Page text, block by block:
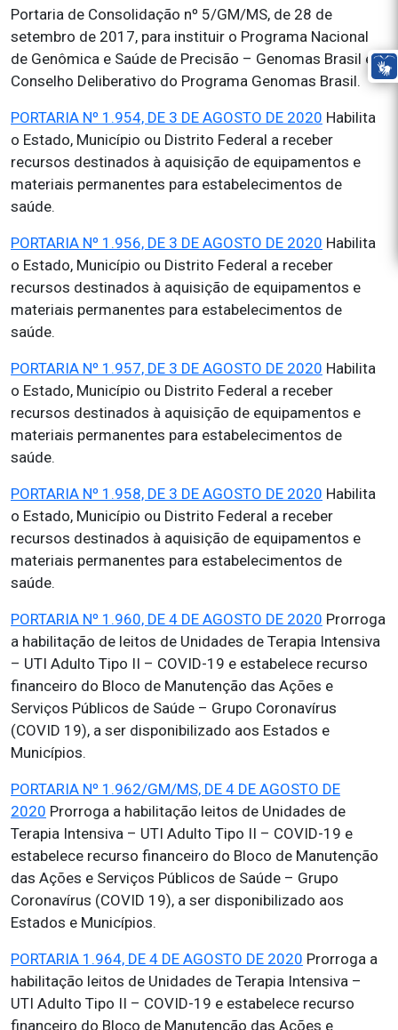
Portaria de Consolidação nº 5/GM/MS, de 28 de
setembro de 2017, para instituir o Programa Nacional
de Genômica e Saúde de Precisão – Genomas Brasil e o
Conselho Deliberativo do Programa Genomas Brasil.
PORTARIA Nº 1.954, DE 3 DE AGOSTO DE 2020 Habilita
o Estado, Município ou Distrito Federal a receber
recursos destinados à aquisição de equipamentos e
materiais permanentes para estabelecimentos de
saúde.
PORTARIA Nº 1.956, DE 3 DE AGOSTO DE 2020 Habilita
o Estado, Município ou Distrito Federal a receber
recursos destinados à aquisição de equipamentos e
materiais permanentes para estabelecimentos de
saúde.
PORTARIA Nº 1.957, DE 3 DE AGOSTO DE 2020 Habilita
o Estado, Município ou Distrito Federal a receber
recursos destinados à aquisição de equipamentos e
materiais permanentes para estabelecimentos de
saúde.
PORTARIA Nº 1.958, DE 3 DE AGOSTO DE 2020 Habilita
o Estado, Município ou Distrito Federal a receber
recursos destinados à aquisição de equipamentos e
materiais permanentes para estabelecimentos de
saúde.
PORTARIA Nº 1.960, DE 4 DE AGOSTO DE 2020 Prorroga
a habilitação de leitos de Unidades de Terapia Intensiva
– UTI Adulto Tipo II – COVID-19 e estabelece recurso
financeiro do Bloco de Manutenção das Ações e
Serviços Públicos de Saúde – Grupo Coronavírus
(COVID 19), a ser disponibilizado aos Estados e
Municípios.
PORTARIA Nº 1.962/GM/MS, DE 4 DE AGOSTO DE
2020 Prorroga a habilitação leitos de Unidades de
Terapia Intensiva – UTI Adulto Tipo II – COVID-19 e
estabelece recurso financeiro do Bloco de Manutenção
das Ações e Serviços Públicos de Saúde – Grupo
Coronavírus (COVID 19), a ser disponibilizado aos
Estados e Municípios.
PORTARIA 1.964, DE 4 DE AGOSTO DE 2020 Prorroga a
habilitação leitos de Unidades de Terapia Intensiva –
UTI Adulto Tipo II – COVID-19 e estabelece recurso
financeiro do Bloco de Manutenção das Ações e